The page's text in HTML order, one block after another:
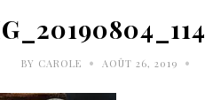
BY CAROLE • AOÛT 26, 2019 •